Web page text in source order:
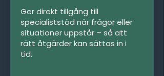
Ger direkt tillgång till
specialiststöd när frågor eller
situationer uppstår – så att
rätt åtgärder kan sättas in i
tid.